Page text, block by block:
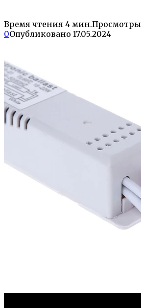
Время чтения 4 мин.Просмотры
0Опубликовано 17.05.2024